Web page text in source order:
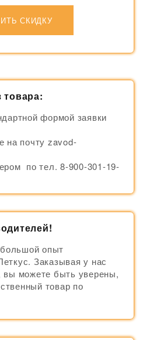
СКИДКУ
товара:
формой заявки
на почту zavod-
по тел. 8-900-301-19-
опыт
Заказывая у нас
вы можете быть уверены,
товар по